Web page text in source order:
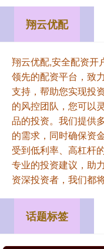
翔云优配
翔云优配,安全配资开
领先的配资平台，致
支持，帮助您实现投
的风控团队，您可以
品的投资。我们提供
的需求，同时确保资
受到低利率、高杠杆
专业的投资建议，助
资深投资者，我们都
话题标签